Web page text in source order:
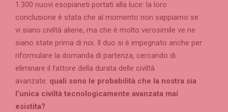
1.300 nuovi esopianeti portati alla luce: la loro
conclusione è stata che al momento non sappiamo se
vi siano civiltà aliene, ma che è molto verosimile ve ne
siano state prima di noi. Il duo si è impegnato anche per
riformulare la domanda di partenza, cercando di
eliminare il fattore della durata delle civiltà
avanzate: quali sono le probabilità che la nostra sia
l’unica civiltà tecnologicamente avanzata mai
esistita?